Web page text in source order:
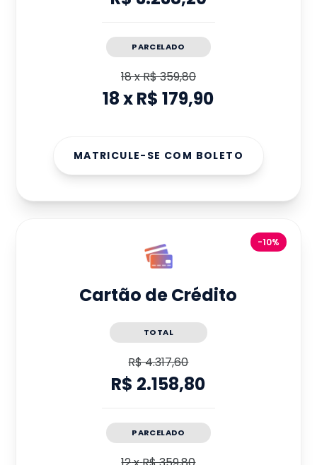
PARCELADO
18xR$ 359,80
18xR$ 179,90
MATRICULE-SE COM BOLETO
-10%
Cartão de Crédito
TOTAL
R$ 4.317,60
R$ 2.158,80
PARCELADO